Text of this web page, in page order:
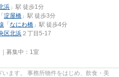
浜 」駅 徒歩1分
「淀屋橋 」駅 徒歩3分
「なにわ橋 」駅 徒歩4分
区北浜 ２丁目5-17
募集中： 1室
ます。 事務所物件をはじめ、飲食・美